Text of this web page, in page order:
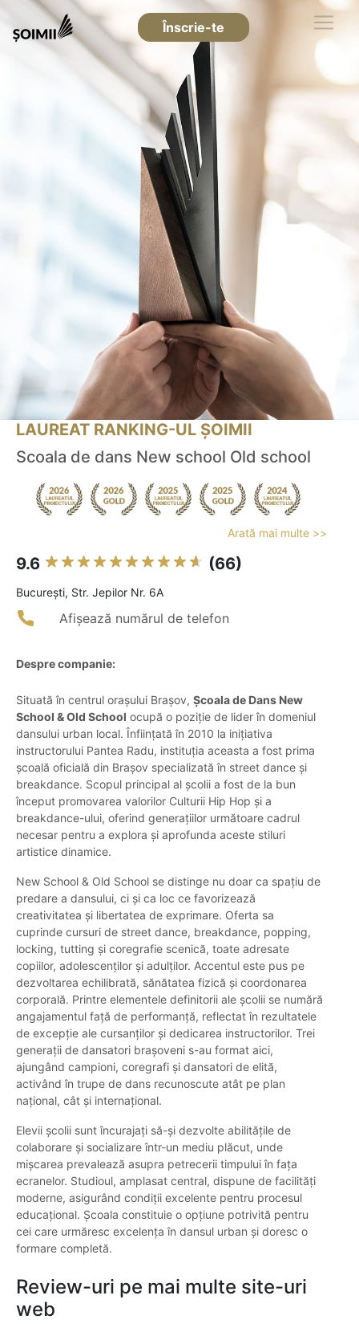
Înscrie-te
LAUREAT RANKING-UL ȘOIMII
Scoala de dans New school Old school
Arată mai multe >>
9.6 (66)
Bucureşti, Str. Jepilor Nr. 6A
Afișează numărul de telefon
Despre companie:
Situată în centrul orașului Brașov, Școala de Dans New
School & Old School ocupă o poziție de lider în domeniul
dansului urban local. Înființată în 2010 la inițiativa
instructorului Pantea Radu, instituția aceasta a fost prima
școală oficială din Brașov specializată în street dance și
breakdance. Scopul principal al școlii a fost de la bun
început promovarea valorilor Culturii Hip Hop și a
breakdance-ului, oferind generațiilor următoare cadrul
necesar pentru a explora și aprofunda aceste stiluri
artistice dinamice.
New School & Old School se distinge nu doar ca spațiu de
predare a dansului, ci și ca loc ce favorizează
creativitatea și libertatea de exprimare. Oferta sa
cuprinde cursuri de street dance, breakdance, popping,
locking, tutting și coregrafie scenică, toate adresate
copiilor, adolescenților și adulților. Accentul este pus pe
dezvoltarea echilibrată, sănătatea fizică și coordonarea
corporală. Printre elementele definitorii ale școlii se numără
angajamentul față de performanță, reflectat în rezultatele
de excepție ale cursanților și dedicarea instructorilor. Trei
generații de dansatori brașoveni s-au format aici,
ajungând campioni, coregrafi și dansatori de elită,
activând în trupe de dans recunoscute atât pe plan
național, cât și internațional.
Elevii școlii sunt încurajați să-și dezvolte abilitățile de
colaborare și socializare într-un mediu plăcut, unde
mișcarea prevalează asupra petrecerii timpului în fața
ecranelor. Studioul, amplasat central, dispune de facilități
moderne, asigurând condiții excelente pentru procesul
educațional. Școala constituie o opțiune potrivită pentru
cei care urmăresc excelența în dansul urban și doresc o
formare completă.
Review-uri pe mai multe site-uri
web